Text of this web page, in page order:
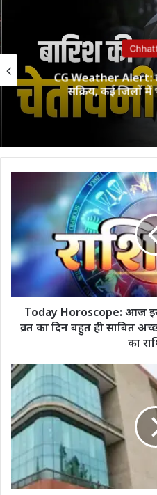
CG Weather Alert:
सक्रिय, कई जिलों में
Horoscope:
इस
वालों
के
बुध
प्रदोष
व्रत
बहुत
ही
साबित
अच्छा
होगा,
जानिए
आप
Today Horoscope: आज इस
व्रत का दिन बहुत ही साबित
का
Central
Vista
Project: PM
मोदी
आज
नए
भवन